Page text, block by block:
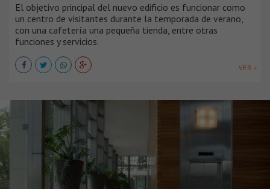
El objetivo principal del nuevo edificio es funcionar como
un centro de visitantes durante la temporada de verano,
con una cafetería una pequeña tienda, entre otras
funciones y servicios.
VER +